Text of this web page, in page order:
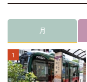
月